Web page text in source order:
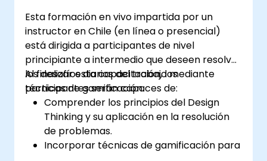
Esta formación en vivo impartida por un
instructor en Chile (en línea o presencial)
está dirigida a participantes de nivel
principiante a intermedio que deseen resolver
los desafíos diarios del trabajo mediante
técnicas de gamificación.
Al finalizar esta capacitación, los
participantes serán capaces de:
Comprender los principios del Design
Thinking y su aplicación en la resolución
de problemas.
Incorporar técnicas de gamificación para